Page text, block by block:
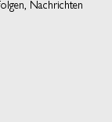
Nachrichten